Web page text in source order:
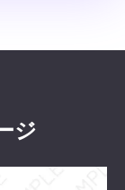
ジ